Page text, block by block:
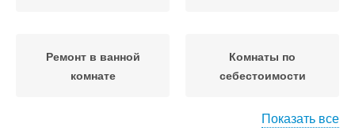
Ремонт в ванной
комнате
Комнаты по
себестоимости
Показать все